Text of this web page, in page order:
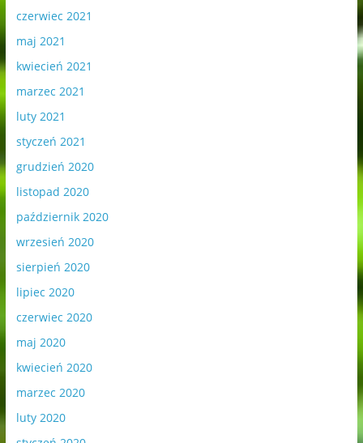
czerwiec 2021
maj 2021
kwiecień 2021
marzec 2021
luty 2021
styczeń 2021
grudzień 2020
listopad 2020
październik 2020
wrzesień 2020
sierpień 2020
lipiec 2020
czerwiec 2020
maj 2020
kwiecień 2020
marzec 2020
luty 2020